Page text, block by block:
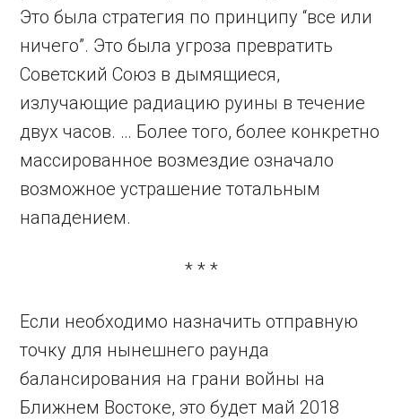
Это была стратегия по принципу “все или
ничего”. Это была угроза превратить
Советский Союз в дымящиеся,
излучающие радиацию руины в течение
двух часов. … Более того, более конкретно
массированное возмездие означало
возможное устрашение тотальным
нападением.
* * *
Если необходимо назначить отправную
точку для нынешнего раунда
балансирования на грани войны на
Ближнем Востоке, это будет май 2018